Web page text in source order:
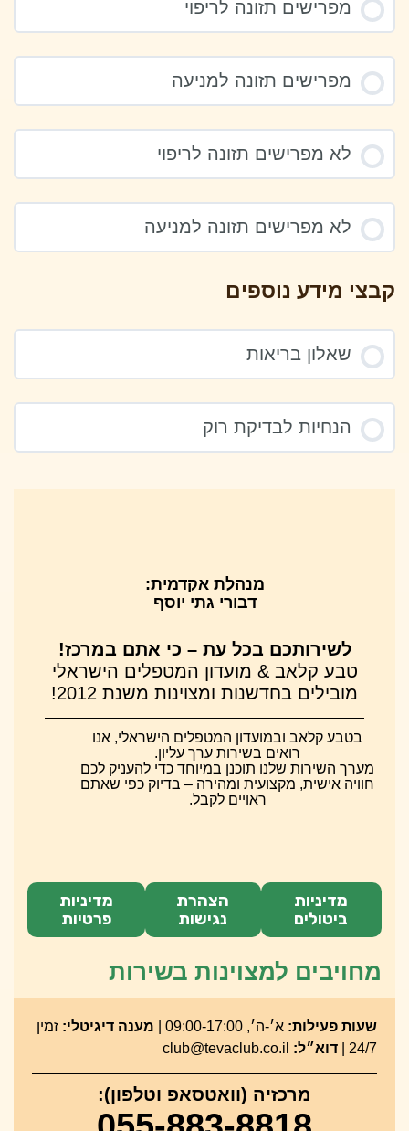
מפרישים תזונה לריפוי
מפרישים תזונה למניעה
לא מפרישים תזונה לריפוי
לא מפרישים תזונה למניעה
קבצי מידע נוספים
שאלון בריאות
הנחיות לבדיקת רוק
מנהלת אקדמית:
דבורי גתי יוסף
לשירותכם בכל עת – כי אתם במרכז!
טבע קלאב & מועדון המטפלים הישראלי
מובילים בחדשנות ומצוינות משנת 2012!
בטבע קלאב ובמועדון המטפלים הישראלי, אנו
רואים בשירות ערך עליון.
מערך השירות שלנו תוכנן במיוחד כדי להעניק לכם
חוויה אישית, מקצועית ומהירה – בדיוק כפי שאתם
ראויים לקבל.
מדיניות
ביטולים
הצהרת
נגישות
מדיניות
פרטיות
מחויבים למצוינות בשירות
שעות פעילות: א׳-ה׳, 09:00-17:00 | מענה דיגיטלי: זמין
24/7 |
דוא״ל:
מרכזיה (וואטסאפ וטלפון):